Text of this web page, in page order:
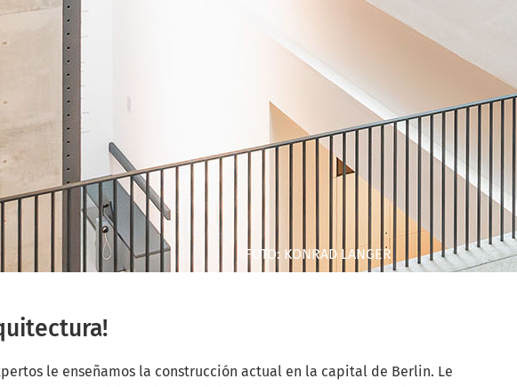
FOTO: KONRAD LANGER
le enseñamos la construcción actual en la capital de Berlin. Le